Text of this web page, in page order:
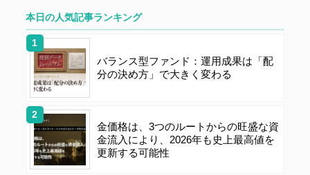
本日の人気記事ランキング
バランス型ファンド：運用成果は「配
分の決め方」で大きく変わる
金価格は、3つのルートからの旺盛な資
金流入により、2026年も史上最高値を
更新する可能性